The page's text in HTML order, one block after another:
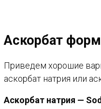
Аскорбат
Приведем хорошие
аскорбат натрия или
Аскорбат натрия —